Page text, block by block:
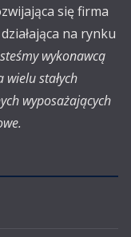
się firma
na rynku
wykonawcą
stałych
wyposażających